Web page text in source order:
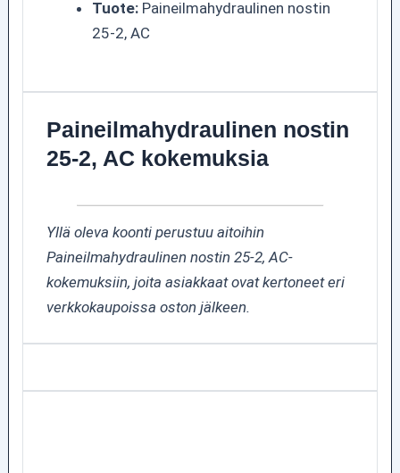
Tuote:Paineilmahydraulinen nostin
25-2, AC
Paineilmahydraulinen nostin
25-2, AC kokemuksia
Yllä oleva koonti perustuu aitoihin
Paineilmahydraulinen nostin 25-2, AC-
kokemuksiin, joita asiakkaat ovat kertoneet eri
verkkokaupoissa oston jälkeen.